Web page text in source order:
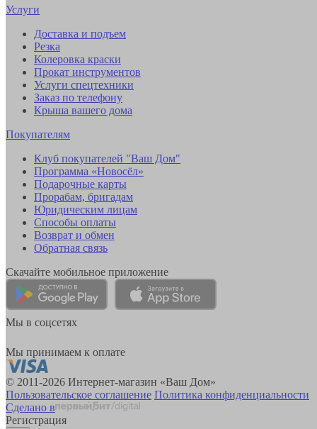
Услуги
Доставка и подъем
Резка
Колеровка краски
Прокат инструментов
Услуги спецтехники
Заказ по телефону
Крыша вашего дома
Покупателям
Клуб покупателей "Ваш Дом"
Программа «Новосёл»
Подарочные карты
Прорабам, бригадам
Юридическим лицам
Способы оплаты
Возврат и обмен
Обратная связь
Скачайте мобильное приложение
Мы в соцсетях
Мы принимаем к оплате
© 2011-2026 Интернет-магазин «Ваш Дом»
Пользовательское соглашение Политика конфиденциальности
Сделано в
Регистрация